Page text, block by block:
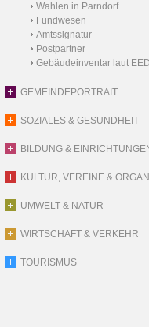
Wahlen in Parndorf
Fundwesen
Amtssignatur
Postpartner
Gebäudeinventar laut EED
GEMEINDEPORTRAIT
SOZIALES & GESUNDHEIT
BILDUNG &
KULTUR, VEREINE &
UMWELT & NATUR
WIRTSCHAFT & VERKEHR
TOURISMUS